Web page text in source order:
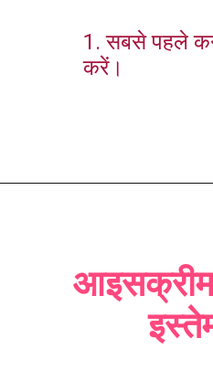
1. सबसे पहले
करें।